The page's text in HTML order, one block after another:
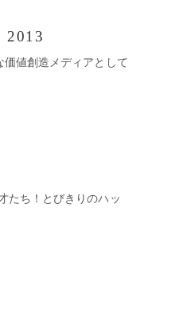
2013
価値創造メディアとして
たち！とびきりのハッ